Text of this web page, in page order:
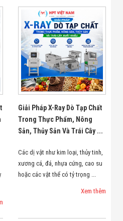
Giải Pháp X-Ray Dò Tạp Chất
Trong Thực Phẩm, Nông
Sản, Thủy Sản Và Trái Cây ...
Các dị vật như kim loại, thủy tinh,
xương cá, đá, nhựa cứng, cao su
hoặc các vật thể có tỷ trọng ...
Xem thêm